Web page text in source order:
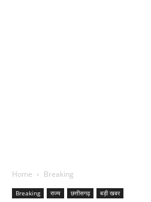
Home Breaking
Breaking राज्य छत्तीसगढ़ बड़ी खबर